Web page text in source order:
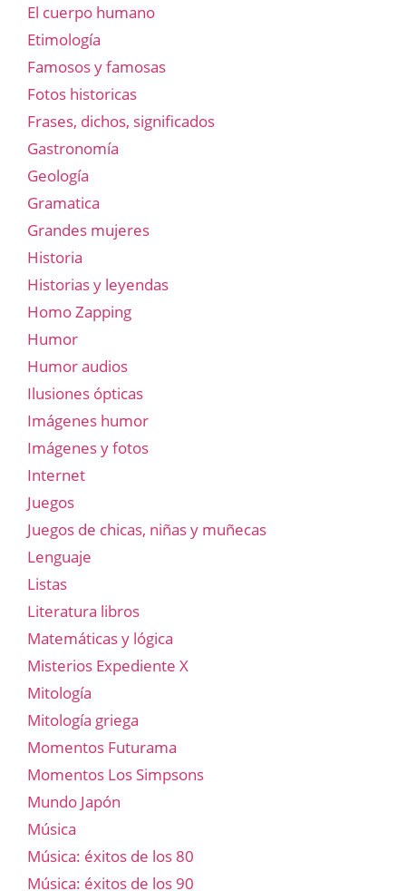
El cuerpo humano
Etimología
Famosos y famosas
Fotos historicas
Frases, dichos, significados
Gastronomía
Geología
Gramatica
Grandes mujeres
Historia
Historias y leyendas
Homo Zapping
Humor
Humor audios
Ilusiones ópticas
Imágenes humor
Imágenes y fotos
Internet
Juegos
Juegos de chicas, niñas y muñecas
Lenguaje
Listas
Literatura libros
Matemáticas y lógica
Misterios Expediente X
Mitología
Mitología griega
Momentos Futurama
Momentos Los Simpsons
Mundo Japón
Música
Música: éxitos de los 80
Música: éxitos de los 90